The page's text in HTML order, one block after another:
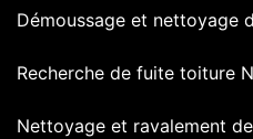
Démoussage et nettoyage
Recherche de fuite toiture
Nettoyage et ravalement